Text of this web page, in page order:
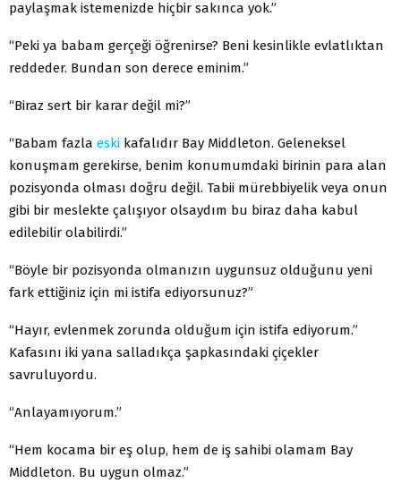
paylaşmak istemenizde hiçbir sakınca yok.”
“Peki ya babam gerçeği öğrenirse? Beni kesinlikle evlatlıktan
reddeder. Bundan son derece eminim.”
“Biraz sert bir karar değil mi?”
“Babam fazla eski kafalıdır Bay Middleton. Geleneksel
konuşmam gerekirse, benim konumumdaki birinin para alan
pozisyonda olması doğru değil. Tabii mürebbiyelik veya onun
gibi bir meslekte çalışıyor olsaydım bu biraz daha kabul
edilebilir olabilirdi.”
“Böyle bir pozisyonda olmanızın uygunsuz olduğunu yeni
fark ettiğiniz için mi istifa ediyorsunuz?”
“Hayır, evlenmek zorunda olduğum için istifa ediyorum.”
Kafasını iki yana salladıkça şapkasındaki çiçekler
savruluyordu.
“Anlayamıyorum.”
“Hem kocama bir eş olup, hem de iş sahibi olamam Bay
Middleton. Bu uygun olmaz.”